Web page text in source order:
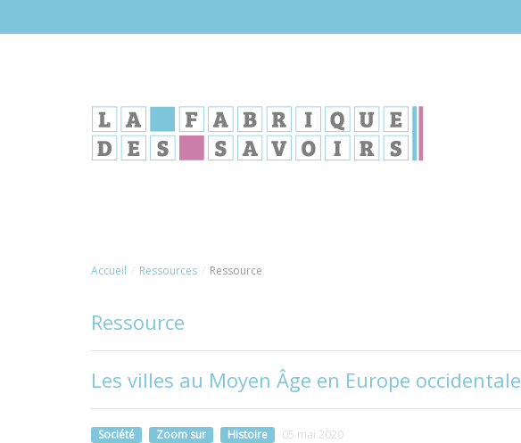
Accueil Ressources Ressource
Ressource
Les villes au Moyen Âge en Europe occidentale
Société Zoom sur Histoire 05 mai 2020